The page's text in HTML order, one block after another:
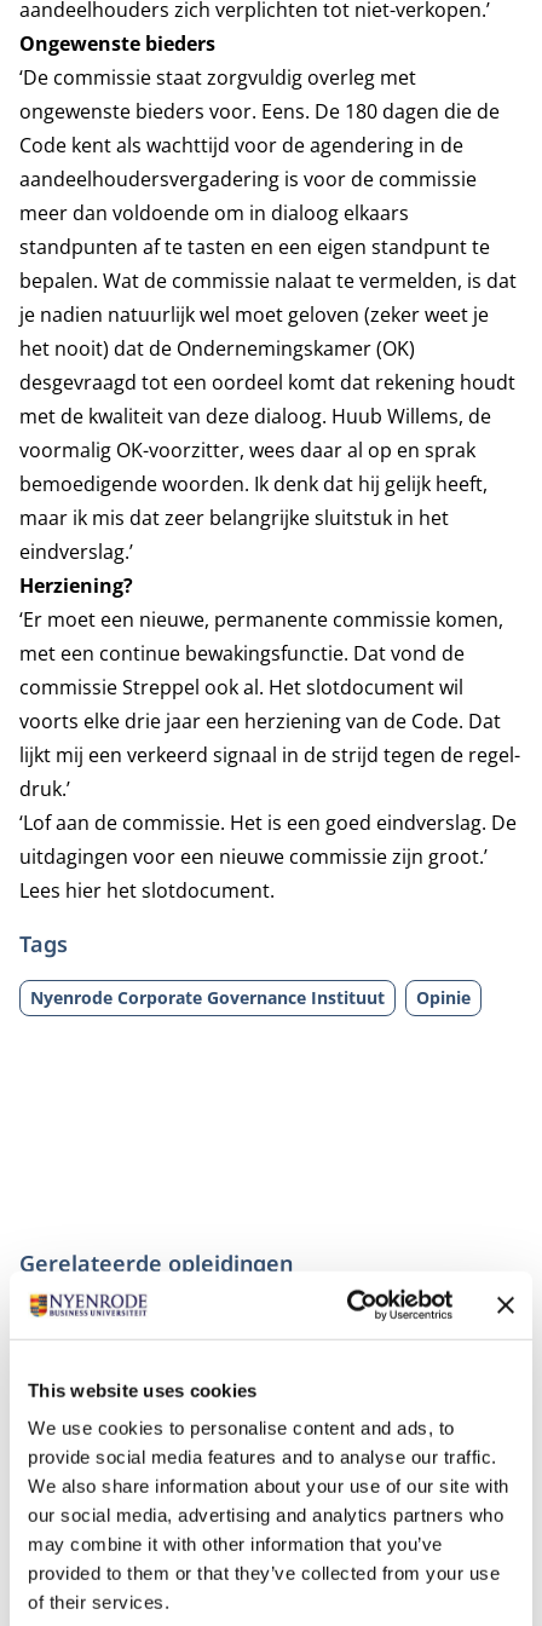
This website uses cookies
We use cookies to personalise content and ads, to
provide social media features and to analyse our traffic.
We also share information about your use of our site with
our social media, advertising and analytics partners who
may combine it with other information that you’ve
provided to them or that they’ve collected from your use
of their services.
aandeelhouders zich verplichten tot niet-verkopen.’
Ongewenste bieders
‘De commissie staat zorgvuldig overleg met
ongewenste bieders voor. Eens. De 180 dagen die de
Code kent als wachttijd voor de agendering in de
aandeelhoudersvergadering is voor de commissie
meer dan voldoende om in dialoog elkaars
standpunten af te tasten en een eigen standpunt te
bepalen. Wat de commissie nalaat te vermelden, is dat
je nadien natuurlijk wel moet geloven (zeker weet je
het nooit) dat de Ondernemingskamer (OK)
desgevraagd tot een oordeel komt dat rekening houdt
met de kwaliteit van deze dialoog. Huub Willems, de
voormalig OK-voorzitter, wees daar al op en sprak
bemoedigende woorden. Ik denk dat hij gelijk heeft,
maar ik mis dat zeer belangrijke sluitstuk in het
eindverslag.’
Herziening?
‘Er moet een nieuwe, permanente commissie komen,
met een continue bewakingsfunctie. Dat vond de
commissie Streppel ook al. Het slotdocument wil
voorts elke drie jaar een herziening van de Code. Dat
lijkt mij een verkeerd signaal in de strijd tegen de regel-
druk.’
‘Lof aan de commissie. Het is een goed eindverslag. De
uitdagingen voor een nieuwe commissie zijn groot.’
Lees hier hetslotdocument.
Tags
Nyenrode Corporate Governance Instituut Opinie
Gerelateerde opleidingen
De Nyenrode Commissarissencyclus